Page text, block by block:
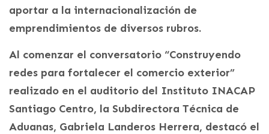
aportar a la internacionalización de
emprendimientos de diversos rubros.
Al comenzar el conversatorio “Construyendo
redes para fortalecer el comercio exterior”
realizado en el auditorio del Instituto INACAP
Santiago Centro, la Subdirectora Técnica de
Aduanas, Gabriela Landeros Herrera, destacó el